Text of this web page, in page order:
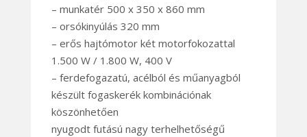
– munkatér 500 x 350 x 860 mm
– orsókinyúlás 320 mm
– erős hajtómotor két motorfokozattal
1.500 W / 1.800 W, 400 V
– ferdefogazatú, acélból és műanyagból
készült fogaskerék kombinációnak
köszönhetően
nyugodt futású nagy terhelhetőségű